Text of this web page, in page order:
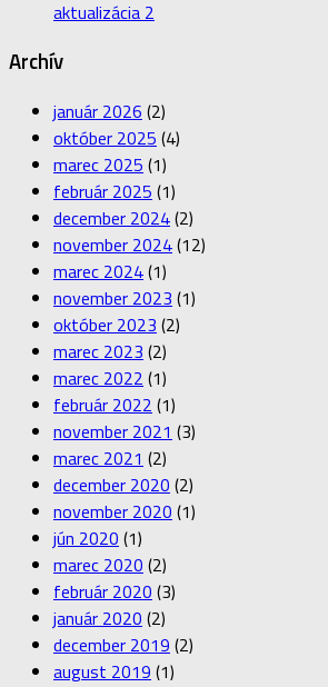
aktualizácia 2
Archív
január 2026 (2)
október 2025 (4)
marec 2025 (1)
február 2025 (1)
december 2024(2)
november 2024(12)
marec 2024(1)
november 2023 (1)
október 2023 (2)
marec 2023 (2)
marec 2022 (1)
február 2022 (1)
november 2021 (3)
marec 2021 (2)
december 2020 (2)
november 2020 (1)
jún 2020 (1)
marec 2020 (2)
február 2020 (3)
január 2020 (2)
december 2019 (2)
august 2019 (1)